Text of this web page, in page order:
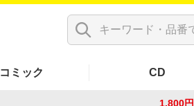
コミック CD
1,800